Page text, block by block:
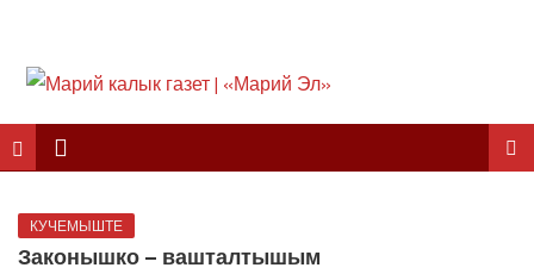
КУЧЕМЫШТЕ
Законышко – вашталтышым